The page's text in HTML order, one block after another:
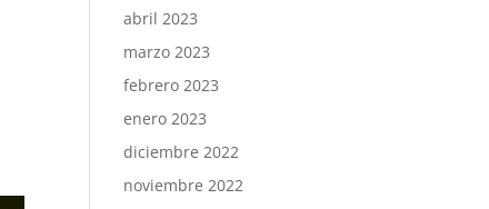
abril 2023
marzo 2023
febrero 2023
enero 2023
diciembre 2022
noviembre 2022